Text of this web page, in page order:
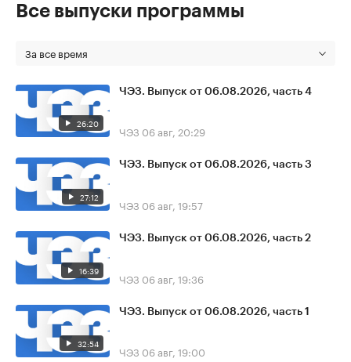
Все выпуски программы
За все время
26:20
ЧЭЗ. Выпуск от 06.08.2026, часть 4
ЧЭЗ 06 авг, 20:29
27:12
ЧЭЗ. Выпуск от 06.08.2026, часть 3
ЧЭЗ 06 авг, 19:57
16:39
ЧЭЗ. Выпуск от 06.08.2026, часть 2
ЧЭЗ 06 авг, 19:36
32:54
ЧЭЗ. Выпуск от 06.08.2026, часть 1
ЧЭЗ 06 авг, 19:00